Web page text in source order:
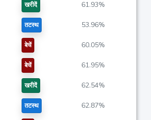
खरीदें 61.93%
तटस्थ 53.96%
बेचें 60.05%
बेचें 61.95%
खरीदें 62.54%
तटस्थ 62.87%